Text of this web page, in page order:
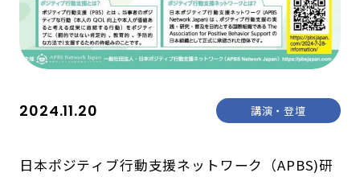
2024.11.20 講演・登壇
日本ポジティブ行動支援ネットワーク（APBS)研